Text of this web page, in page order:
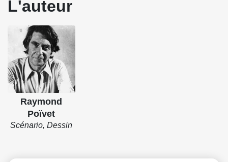
L'auteur
Raymond
Poïvet
Scénario, Dessin